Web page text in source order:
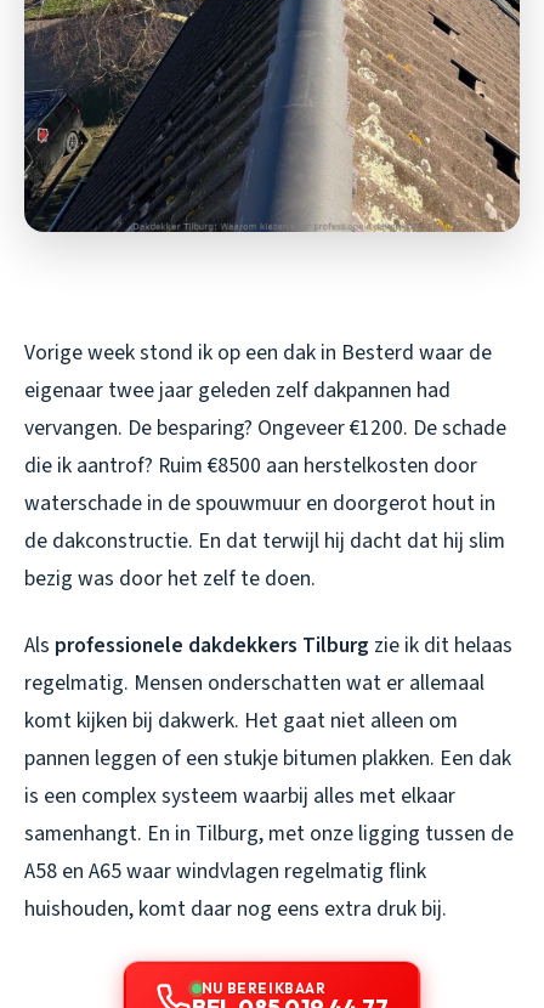
Vorige week stond ik op een dak in Besterd waar de
eigenaar twee jaar geleden zelf dakpannen had
vervangen. De besparing? Ongeveer €1200. De schade
die ik aantrof? Ruim €8500 aan herstelkosten door
waterschade in de spouwmuur en doorgerot hout in
de dakconstructie. En dat terwijl hij dacht dat hij slim
bezig was door het zelf te doen.
Als professionele dakdekkers Tilburg zie ik dit helaas
regelmatig. Mensen onderschatten wat er allemaal
komt kijken bij dakwerk. Het gaat niet alleen om
pannen leggen of een stukje bitumen plakken. Een dak
is een complex systeem waarbij alles met elkaar
samenhangt. En in Tilburg, met onze ligging tussen de
A58 en A65 waar windvlagen regelmatig flink
huishouden, komt daar nog eens extra druk bij.
NU BEREIKBAAR